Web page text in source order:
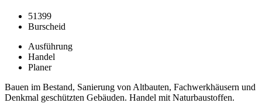
51399
Burscheid
Ausführung
Handel
Planer
Bauen im Bestand, Sanierung von Altbauten, Fachwerkhäusern und
Denkmal geschützten Gebäuden. Handel mit Naturbaustoffen.